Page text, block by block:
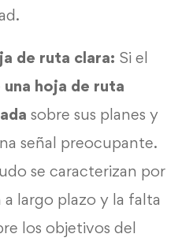
de ruta clara: Si el
hoja de ruta
sobre sus planes y
señal preocupante.
se caracterizan por
largo plazo y la falta
los objetivos del